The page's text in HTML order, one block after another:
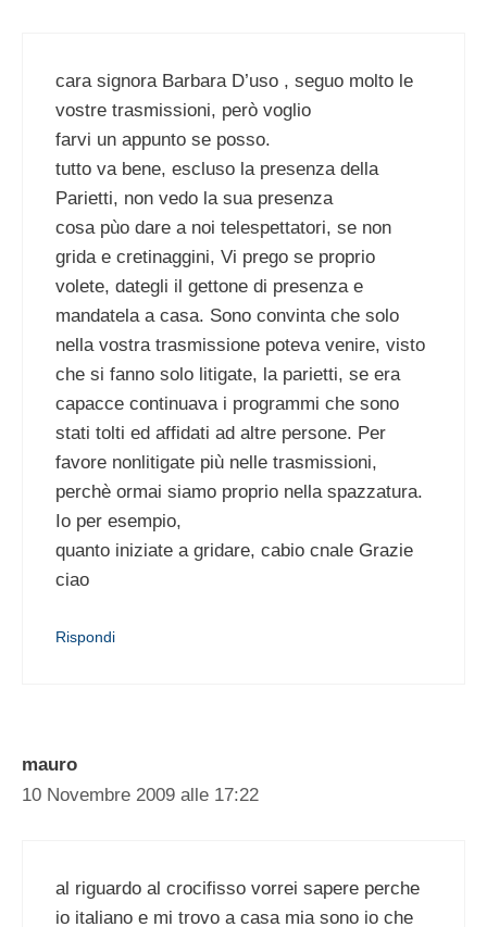
cara signora Barbara D’uso , seguo molto le
vostre trasmissioni, però voglio
farvi un appunto se posso.
tutto va bene, escluso la presenza della
Parietti, non vedo la sua presenza
cosa pùo dare a noi telespettatori, se non
grida e cretinaggini, Vi prego se proprio
volete, dategli il gettone di presenza e
mandatela a casa. Sono convinta che solo
nella vostra trasmissione poteva venire, visto
che si fanno solo litigate, la parietti, se era
capacce continuava i programmi che sono
stati tolti ed affidati ad altre persone. Per
favore nonlitigate più nelle trasmissioni,
perchè ormai siamo proprio nella spazzatura.
Io per esempio,
quanto iniziate a gridare, cabio cnale Grazie
ciao
Rispondi
mauro
10 Novembre 2009 alle 17:22
al riguardo al crocifisso vorrei sapere perche
io italiano e mi trovo a casa mia sono io che